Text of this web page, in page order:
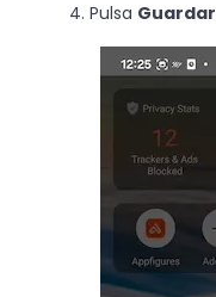
Pulsa Guardar